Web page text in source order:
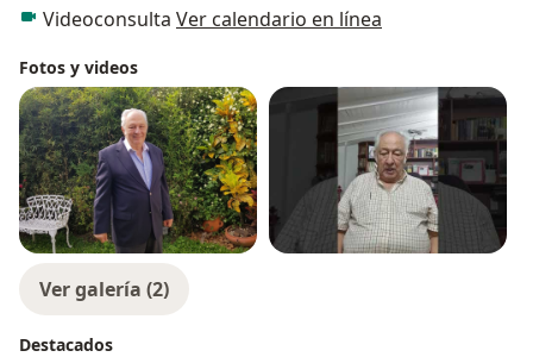
Videoconsulta Ver calendario en línea
Fotos y videos
Ver galería (2)
Destacados